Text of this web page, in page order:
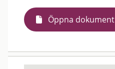
Öppna dokument